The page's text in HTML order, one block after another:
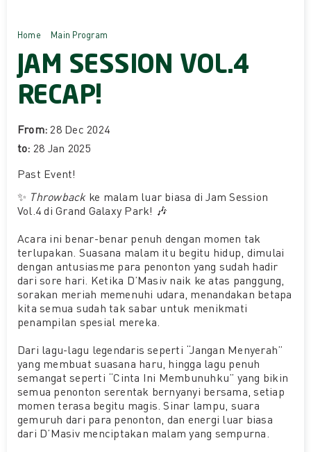
Home Main Program
JAM SESSION VOL.4
RECAP!
From: 28 Dec 2024
to: 28 Jan 2025
Past Event!
✨ Throwbackke malam luar biasa di Jam Session
Vol.4 di Grand Galaxy Park! 🎶
Acara ini benar-benar penuh dengan momen tak
terlupakan. Suasana malam itu begitu hidup, dimulai
dengan antusiasme para penonton yang sudah hadir
dari sore hari. Ketika D’Masiv naik ke atas panggung,
sorakan meriah memenuhi udara, menandakan betapa
kita semua sudah tak sabar untuk menikmati
penampilan spesial mereka.
Dari lagu-lagu legendaris seperti “Jangan Menyerah”
yang membuat suasana haru, hingga lagu penuh
semangat seperti “Cinta Ini Membunuhku” yang bikin
semua penonton serentak bernyanyi bersama, setiap
momen terasa begitu magis. Sinar lampu, suara
gemuruh dari para penonton, dan energi luar biasa
dari D’Masiv menciptakan malam yang sempurna.